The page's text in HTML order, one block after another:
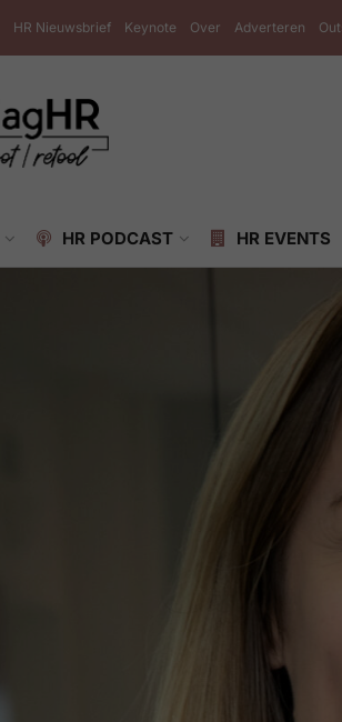
HR Nieuwsbrief Keynote Over Adverteren
HR PODCAST HR EVENTS